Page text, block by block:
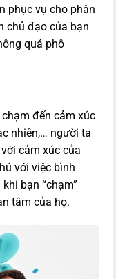
phục vụ cho phân
chủ đạo của bạn
quá phô
đến cảm xúc
nhiên,… người ta
cảm xúc của
với việc bình
bạn “chạm”
tâm của họ.